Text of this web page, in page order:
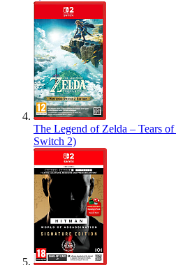
The Legend of Zelda – Tears
Switch 2)